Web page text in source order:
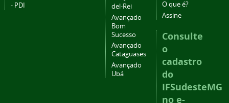
- PDI
del-Rei
Avançado
Bom
Sucesso
Avançado
Cataguases
Avançado
Ubá
O que é?
Assine
Consulte
o
cadastro
do
IFSudesteMG
no e-